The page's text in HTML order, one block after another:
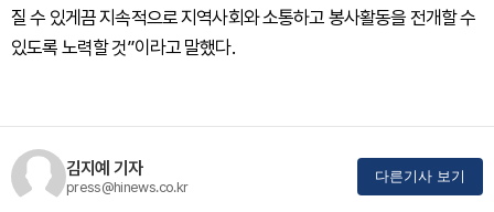
질 수 있게끔 지속적으로 지역사회와 소통하고 봉사활동을 전개할 수
있도록 노력할 것”이라고 말했다.
김지예 기자
press@hinews.co.kr
다른기사 보기